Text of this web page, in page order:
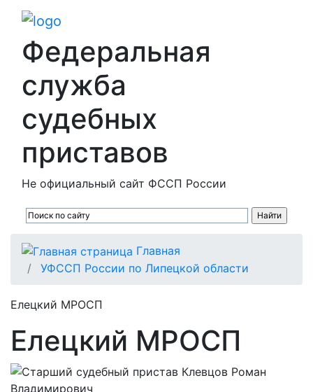
Федеральная
служба
судебных
приставов
Не официальный сайт ФССП России
Главная
УФССП России по Липецкой области
Елецкий МРОСП
Елецкий МРОСП